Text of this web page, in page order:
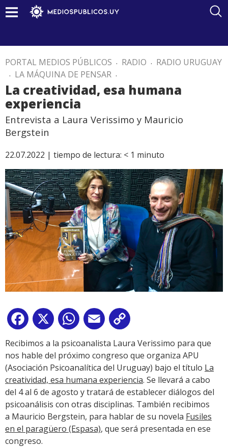
PORTAL MEDIOS PÚBLICOS . RADIO . RADIO URUGUAY
. LA MÁQUINA DE PENSAR .
La creatividad, esa humana
experiencia
Entrevista a Laura Verissimo y Mauricio
Bergstein
22.07.2022 | tiempo de lectura: < 1 minuto
Facebook
X WhatsApp
Email
Link
Recibimos a la psicoanalista Laura Verissimo para que
nos hable del próximo congreso que organiza APU
(Asociación Psicoanalítica del Uruguay) bajo el título La
creatividad, esa humana experiencia. Se llevará a cabo
del 4 al 6 de agosto y tratará de establecer diálogos del
psicoanálisis con otras disciplinas. También recibimos
a Mauricio Bergstein, para hablar de su novela Fusiles
en el paragüero (Espasa), que será presentada en ese
congreso.